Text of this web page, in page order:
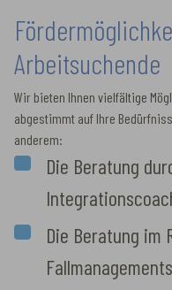
Arbeitsuchende
Wir bieten Ihnen vielfältige
abgestimmt auf Ihre
anderem:
Die Beratung
Die Beratung im
Fallmanagements